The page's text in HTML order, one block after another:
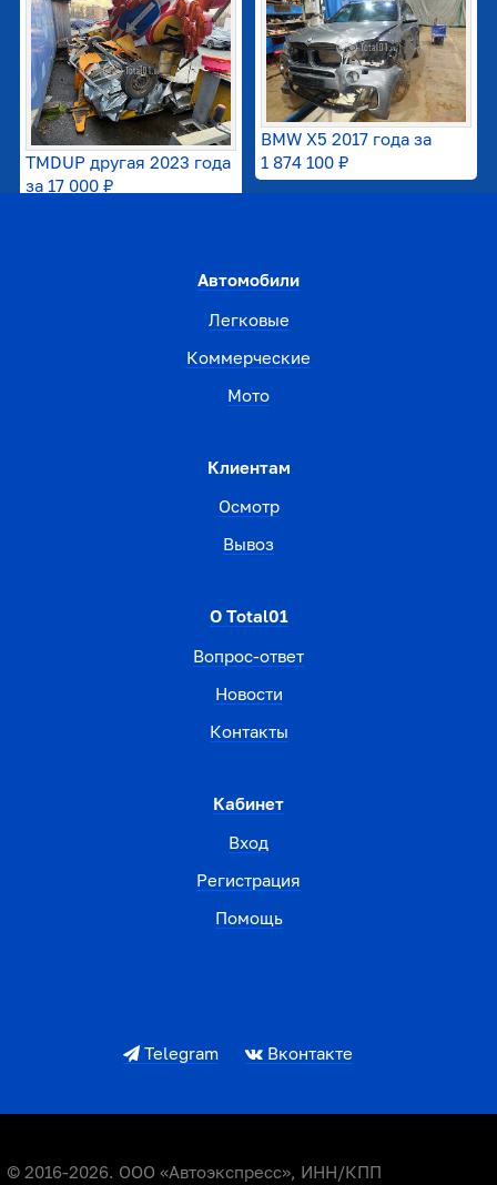
TMDUP другая 2023 года
за 17 000 ₽
BMW X5 2017 года за
1 874 100 ₽
Автомобили
Легковые
Коммерческие
Мото
Клиентам
Осмотр
Вывоз
О Total01
Вопрос-ответ
Новости
Контакты
Кабинет
Вход
Регистрация
Помощь
Telegram Вконтакте
© 2016-2026. ООО «Автоэкспресс», ИНН/КПП